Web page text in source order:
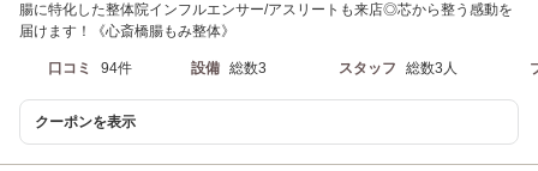
腸に特化した整体院インフルエンサー/アスリートも来店◎芯から整う感動を
届けます！《心斎橋腸もみ整体》
口コミ 94件 設備 総数3 スタッフ 総数3人
クーポンを表示